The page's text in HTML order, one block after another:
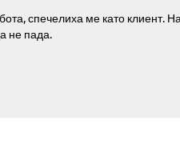
спечелиха ме като клиент.
не пада.